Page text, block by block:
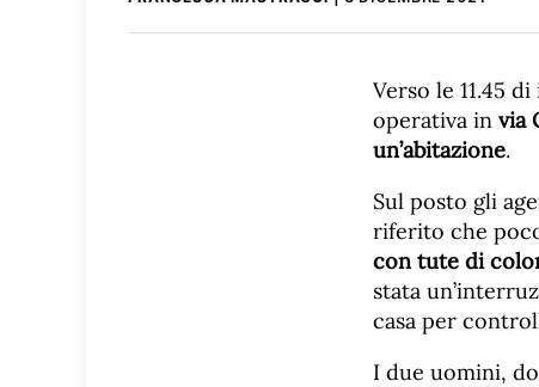
Verso le 11.45
operativa in via
un’abitazione.
Sul posto gli
riferito che
con tute di
stata
casa per
I due uomini,